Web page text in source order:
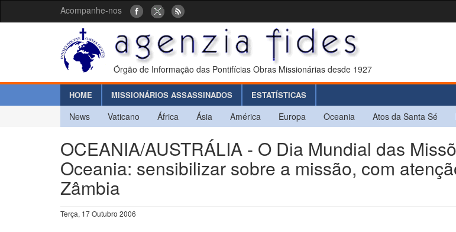
Acompanhe-nos
Órgão de Informação das Pontifícias Obras Missionárias desde 1927
HOME MISSIONÁRIOS ASSASSINADOS ESTATÍSTICAS
News Vaticano África Ásia América Europa Oceania Atos da Santa Sé
OCEANIA/AUSTRÁLIA - O Dia Mundial das
Oceania: sensibilizar sobre a missão, com
Zâmbia
Terça, 17 Outubro 2006